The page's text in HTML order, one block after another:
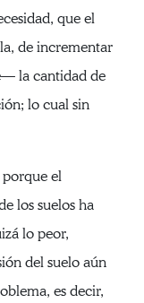
que el
de incrementar
la cantidad de
lo cual sin
el
los suelos ha
lo peor,
del suelo aún
es decir,